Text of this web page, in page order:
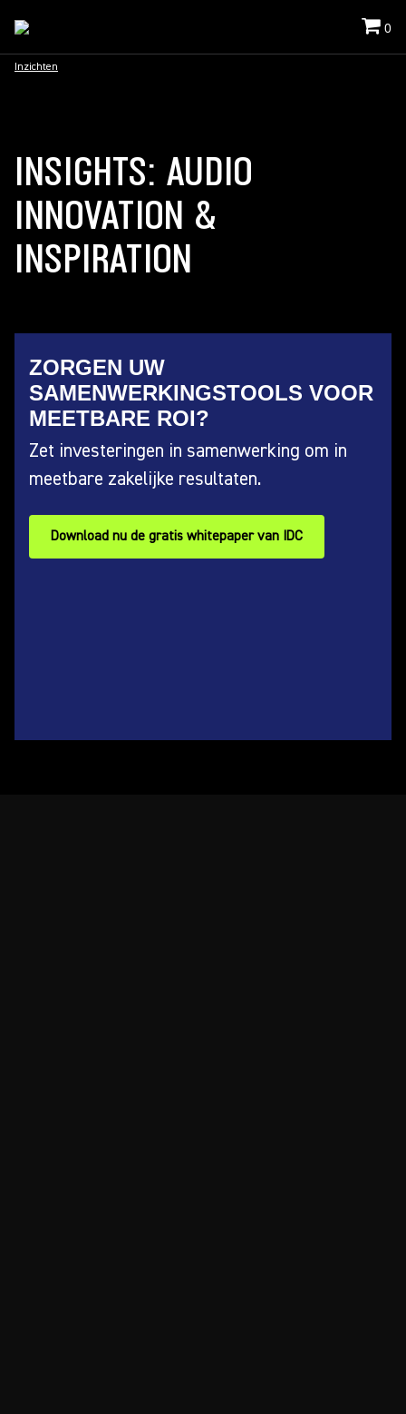
0
Inzichten
INSIGHTS: AUDIO
INNOVATION &
INSPIRATION
ZORGEN UW
SAMENWERKINGSTOOLS VOOR
MEETBARE ROI?
Zet investeringen in samenwerking om in
meetbare zakelijke resultaten.
Download nu de gratis whitepaper van IDC